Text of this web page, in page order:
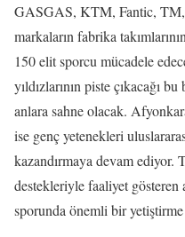
GASGAS, KTM, Fantic,
markaların fabrika
150 elit sporcu mücadele
yıldızlarının piste çıkacağı
anlara sahne olacak.
ise genç yetenekleri
kazandırmaya devam ediyor.
destekleriyle faaliyet
sporunda önemli bir